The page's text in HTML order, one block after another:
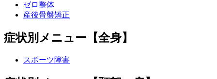
ゼロ整体
産後骨盤矯正
症状別メニュー【全身】
スポーツ障害